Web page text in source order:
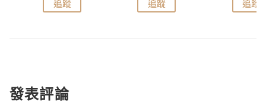
追蹤 追蹤 追蹤
發表評論